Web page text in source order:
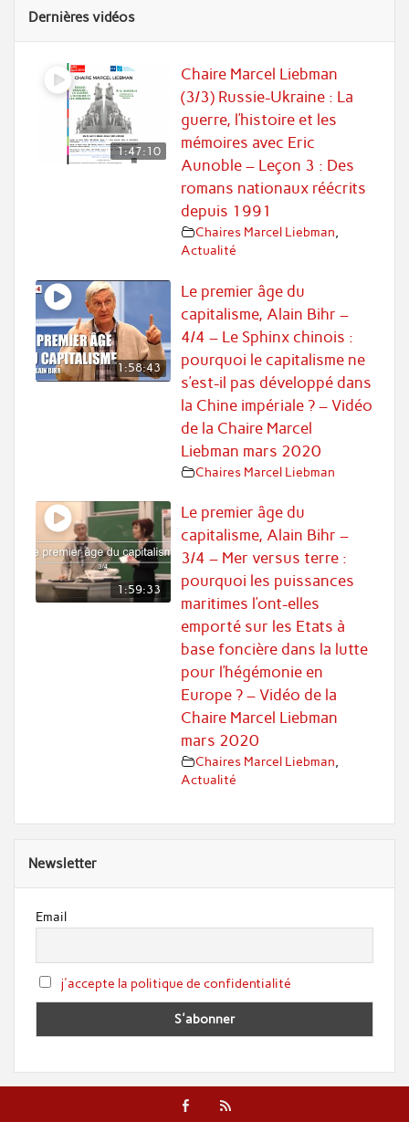
Dernières vidéos
1:47:10
Chaire Marcel Liebman
(3/3) Russie-Ukraine : La
guerre, l’histoire et les
mémoires avec Eric
Aunoble – Leçon 3 : Des
romans nationaux réécrits
depuis 1991
Chaires Marcel Liebman
Actualité
1:58:43
Le premier âge du
capitalisme, Alain Bihr –
4/4 – Le Sphinx chinois :
pourquoi le capitalisme ne
s’est-il pas développé dans
la Chine impériale ? – Vidéo
de la Chaire Marcel
Liebman mars 2020
Chaires Marcel Liebman
1:59:33
Le premier âge du
capitalisme, Alain Bihr –
3/4 – Mer versus terre :
pourquoi les puissances
maritimes l’ont-elles
emporté sur les Etats à
base foncière dans la lutte
pour l’hégémonie en
Europe ? – Vidéo de la
Chaire Marcel Liebman
mars 2020
Chaires Marcel Liebman,
Actualité
Newsletter
Email
j'accepte la politique de confidentialité